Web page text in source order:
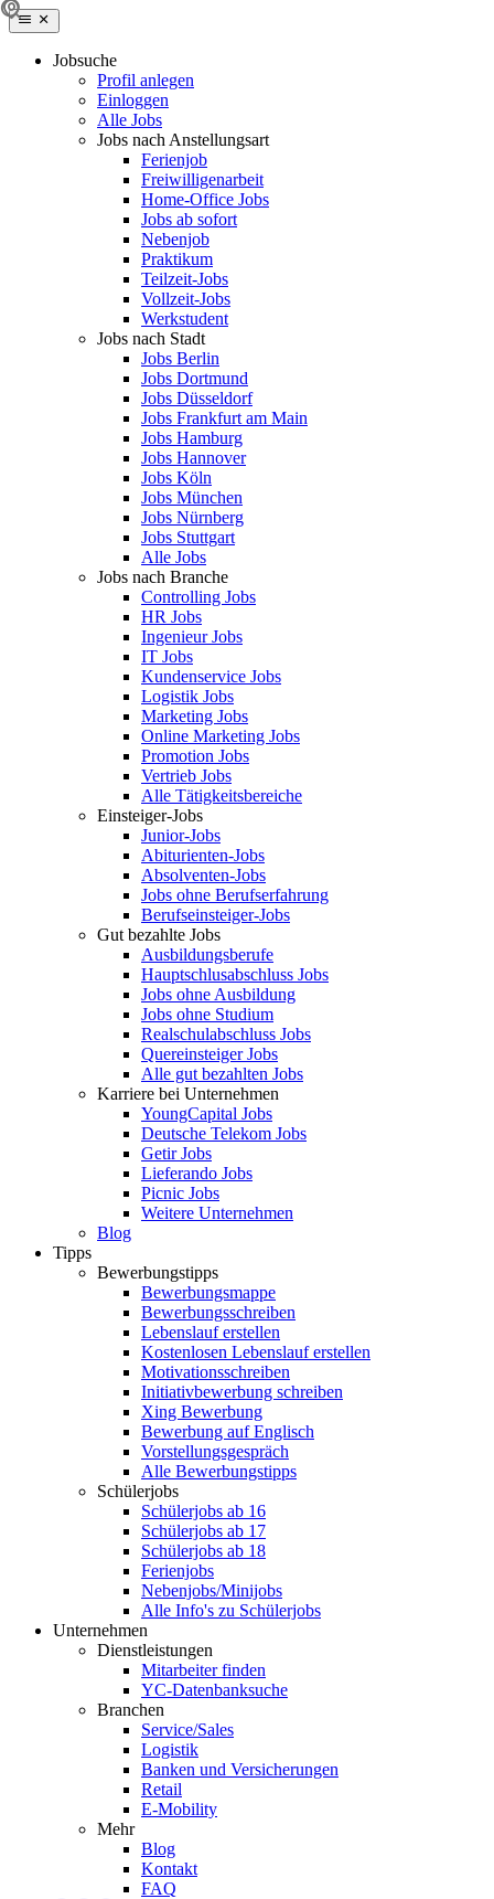
Jobsuche
Profil anlegen
Einloggen
Alle Jobs
Jobs nach Anstellungsart
Ferienjob
Freiwilligenarbeit
Home-Office Jobs
Jobs ab sofort
Nebenjob
Praktikum
Teilzeit-Jobs
Vollzeit-Jobs
Werkstudent
Jobs nach Stadt
Jobs Berlin
Jobs Dortmund
Jobs Düsseldorf
Jobs Frankfurt am Main
Jobs Hamburg
Jobs Hannover
Jobs Köln
Jobs München
Jobs Nürnberg
Jobs Stuttgart
Alle Jobs
Jobs nach Branche
Controlling Jobs
HR Jobs
Ingenieur Jobs
IT Jobs
Kundenservice Jobs
Logistik Jobs
Marketing Jobs
Online Marketing Jobs
Promotion Jobs
Vertrieb Jobs
Alle Tätigkeitsbereiche
Einsteiger-Jobs
Junior-Jobs
Abiturienten-Jobs
Absolventen-Jobs
Jobs ohne Berufserfahrung
Berufseinsteiger-Jobs
Gut bezahlte Jobs
Ausbildungsberufe
Hauptschlusabschluss Jobs
Jobs ohne Ausbildung
Jobs ohne Studium
Realschulabschluss Jobs
Quereinsteiger Jobs
Alle gut bezahlten Jobs
Karriere bei Unternehmen
YoungCapital Jobs
Deutsche Telekom Jobs
Getir Jobs
Lieferando Jobs
Picnic Jobs
Weitere Unternehmen
Blog
Tipps
Bewerbungstipps
Bewerbungsmappe
Bewerbungsschreiben
Lebenslauf erstellen
Kostenlosen Lebenslauf erstellen
Motivationsschreiben
Initiativbewerbung schreiben
Xing Bewerbung
Bewerbung auf Englisch
Vorstellungsgespräch
Alle Bewerbungstipps
Schülerjobs
Schülerjobs ab 16
Schülerjobs ab 17
Schülerjobs ab 18
Ferienjobs
Nebenjobs/Minijobs
Alle Info's zu Schülerjobs
Unternehmen
Dienstleistungen
Mitarbeiter finden
YC-Datenbanksuche
Branchen
Service/Sales
Logistik
Banken und Versicherungen
Retail
E-Mobility
Mehr
Blog
Kontakt
FAQ